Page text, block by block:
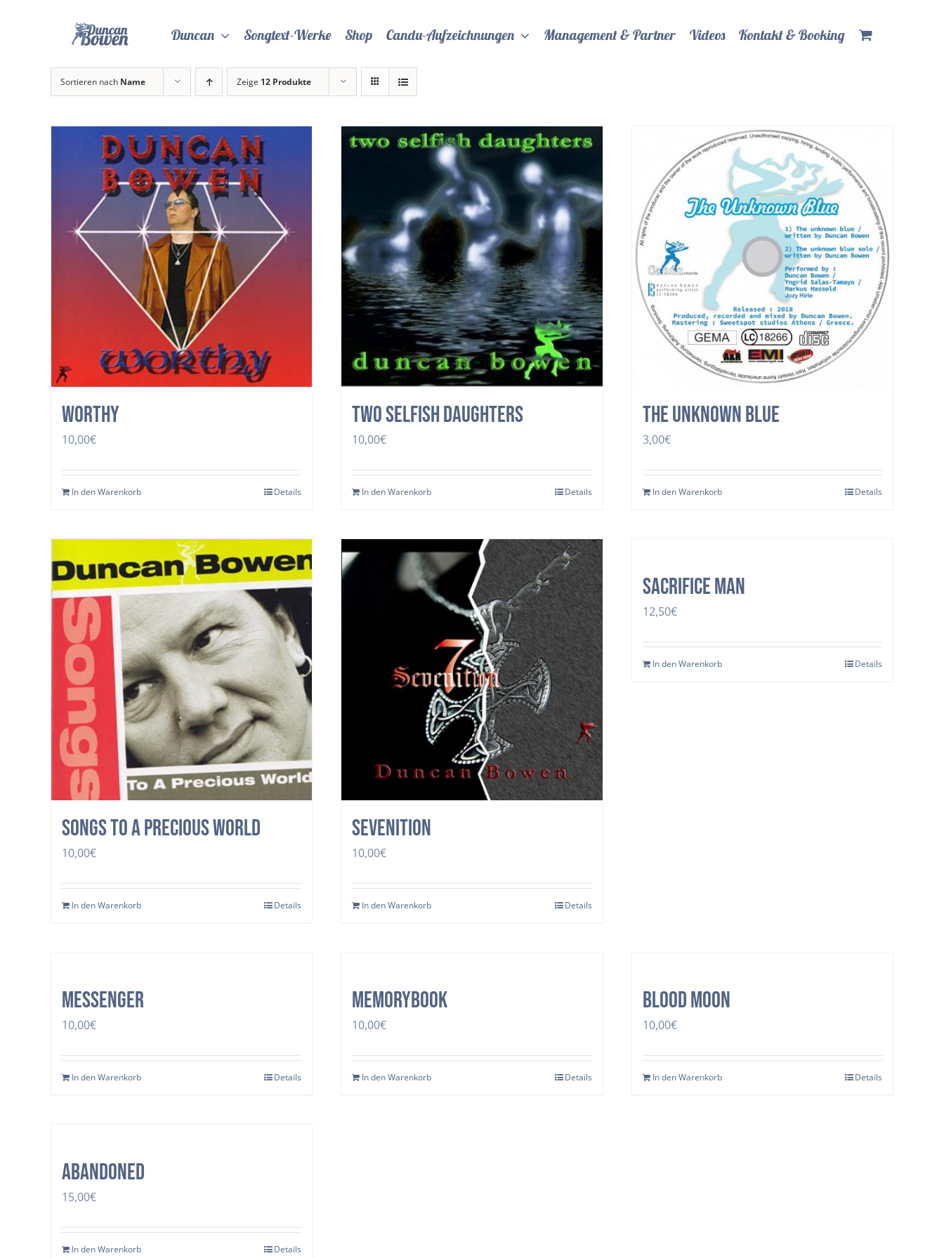
Duncan Songtext-Werke Shop Candu-Aufzeichnungen Management & Partner Videos Kontakt & Booking
Sortieren nach Name Zeige 12 Produkte
Worthy
10,00€
In den Warenkorb Details
two selfish daughters
10,00€
In den Warenkorb Details
The Unknown Blue
3,00€
In den Warenkorb Details
Songs to a precious world
10,00€
In den Warenkorb Details
Sevenition
10,00€
In den Warenkorb Details
SACRIFICE MAN
12,50€
In den Warenkorb Details
Messenger
10,00€
In den Warenkorb Details
Memorybook
10,00€
In den Warenkorb Details
Blood Moon
10,00€
In den Warenkorb Details
Abandoned
15,00€
In den Warenkorb Details